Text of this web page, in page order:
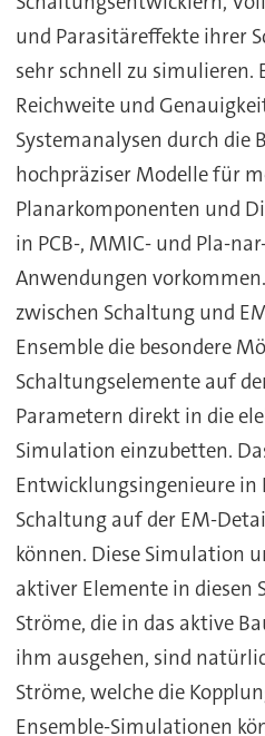
und Parasitäreffekte ihrer
sehr schnell zu simulieren.
Reichweite und
Systemanalysen durch die
hochpräziser Modelle für
Planarkomponenten und
in PCB-, MMIC- und Pla-
Anwendungen
zwischen Schaltung und
Ensemble die besondere
Schaltungselemente auf
Parametern direkt in die
Simulation einzubetten.
Entwicklungsingenieure in
Schaltung auf der EM-
können. Diese Simulation
aktiver Elemente in diesen
Ströme, die in das aktive
ihm ausgehen, sind
Ströme, welche die
Ensemble-Simulationen